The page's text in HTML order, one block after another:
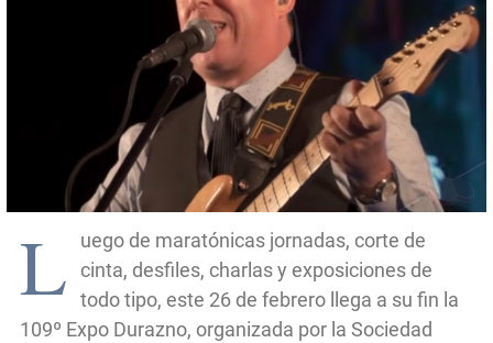
L
uego de maratónicas jornadas, corte de
cinta, desfiles, charlas y exposiciones de
todo tipo, este 26 de febrero llega a su fin la
109º Expo Durazno, organizada por la Sociedad